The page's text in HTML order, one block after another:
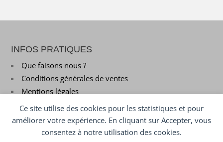
Ce site utilise des cookies pour les statistiques et pour
améliorer votre expérience. En cliquant sur Accepter, vous
consentez à notre utilisation des cookies.
INFOS PRATIQUES
Que faisons nous ?
Conditions générales de ventes
Mentions légales
MON COMPTE